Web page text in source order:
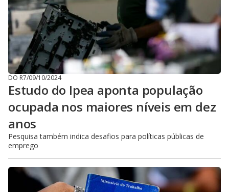
DO R7/09/10/2024
Estudo do Ipea aponta população
ocupada nos maiores níveis em dez
anos
Pesquisa também indica desafios para políticas públicas de
emprego